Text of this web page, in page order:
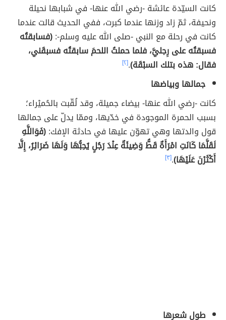
كانت السيّدة عائشة -رضي الله عنها- في شبابها نحيلة
ونحيفة، ثمّ زاد وزنها عندما كبرت، ففي الحديث قالت عندما
كانت في رحلة مع النبي -صلى الله عليه وسلم-:(فسابقتُه
فسبقتُه على رِجليَّ، فلما ‌حملتُ ‌اللحمَ سابقتُه فسبقَني،
فقال: هذه بتلك السبْقَة).[٢]
جمالها وبياضها
كانت -رضي الله عنها- بيضاء جميلة، وقد لُقّبت بالحُميْراء؛
بسبب الحمرة الموجودة في خدّيها، وممّا يدلّ على جمالها
قول والدتها وهي تهوّن عليها في حادثة الإفك:(فَوَاللَّهِ
لَقَلَّمَا كَانَتِ امْرَأَةٌ قَطُّ ‌وَضِيئَةٌ عِنْدَ رَجُلٍ يُحِبُّهَا وَلَهَا ضَرَائِرُ، إِلَّا
أَكْثَرْنَ عَلَيْهَا).[٣]
طول شعرها